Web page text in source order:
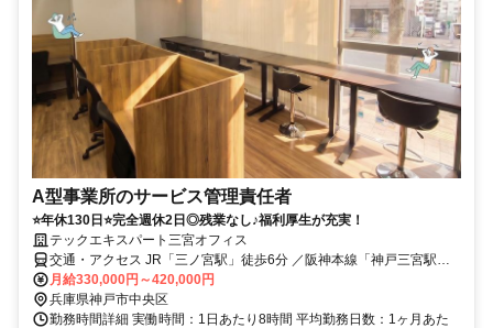
A型事業所のサービス管理責任者
⭐年休130日⭐完全週休2日◎残業なし♪福利厚生が充実！
テックエキスパート三宮オフィス
交通・アクセス JR「三ノ宮駅」徒歩6分 ／阪神本線「神戸三宮駅」
徒歩6分
月給330,000円～420,000円
兵庫県神戸市中央区
勤務時間詳細 実働時間：1日あたり8時間 平均勤務日数：1ヶ月あた